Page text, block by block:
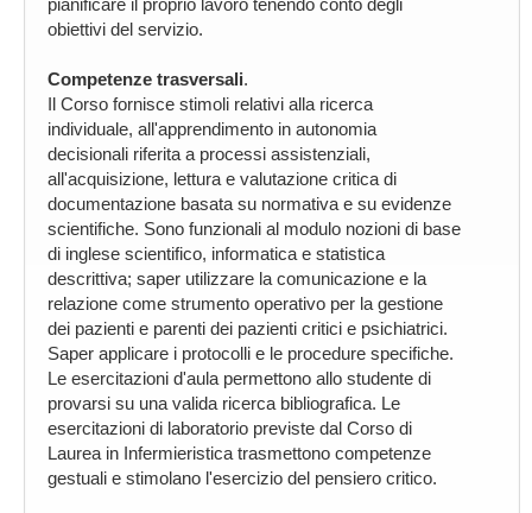
pianificare il proprio lavoro tenendo conto degli
obiettivi del servizio.
Competenze trasversali.
Il Corso fornisce stimoli relativi alla ricerca
individuale, all'apprendimento in autonomia
decisionali riferita a processi assistenziali,
all'acquisizione, lettura e valutazione critica di
documentazione basata su normativa e su evidenze
scientifiche. Sono funzionali al modulo nozioni di base
di inglese scientifico, informatica e statistica
descrittiva; saper utilizzare la comunicazione e la
relazione come strumento operativo per la gestione
dei pazienti e parenti dei pazienti critici e psichiatrici.
Saper applicare i protocolli e le procedure specifiche.
Le esercitazioni d'aula permettono allo studente di
provarsi su una valida ricerca bibliografica. Le
esercitazioni di laboratorio previste dal Corso di
Laurea in Infermieristica trasmettono competenze
gestuali e stimolano l'esercizio del pensiero critico.